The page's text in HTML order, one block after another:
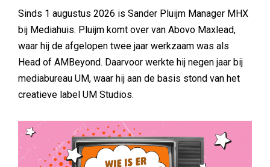
Sinds 1 augustus 2026 is Sander Pluijm Manager MHX
bij Mediahuis. Pluijm komt over van Abovo Maxlead,
waar hij de afgelopen twee jaar werkzaam was als
Head of AMBeyond. Daarvoor werkte hij negen jaar bij
mediabureau UM, waar hij aan de basis stond van het
creatieve label UM Studios.